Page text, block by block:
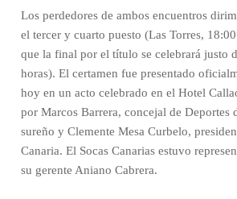
Los perdedores de ambos encuentros
el tercer y cuarto puesto (Las Torres,
que la final por el título se celebrará justo
horas). El certamen fue presentado
hoy en un acto celebrado en el Hotel
por Marcos Barrera, concejal de Deportes
sureño y Clemente Mesa Curbelo,
Canaria. El Socas Canarias estuvo
su gerente Aniano Cabrera.